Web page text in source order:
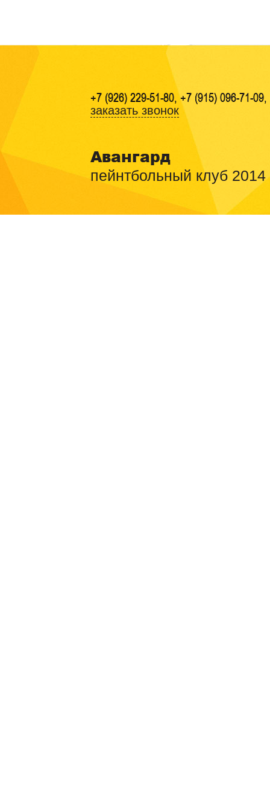
+7 (926) 229-51-80, +7 (915) 096-71-
заказать звонок
Авангард
пейнтбольный клуб 2014